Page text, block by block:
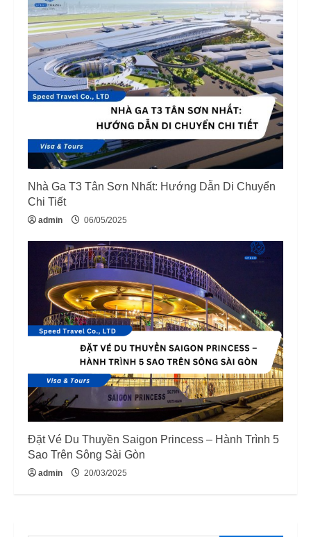
Nhà Ga T3 Tân Sơn Nhất: Hướng Dẫn Di Chuyển
Chi Tiết
admin 06/05/2025
Đặt Vé Du Thuyền Saigon Princess – Hành Trình 5
Sao Trên Sông Sài Gòn
admin 20/03/2025